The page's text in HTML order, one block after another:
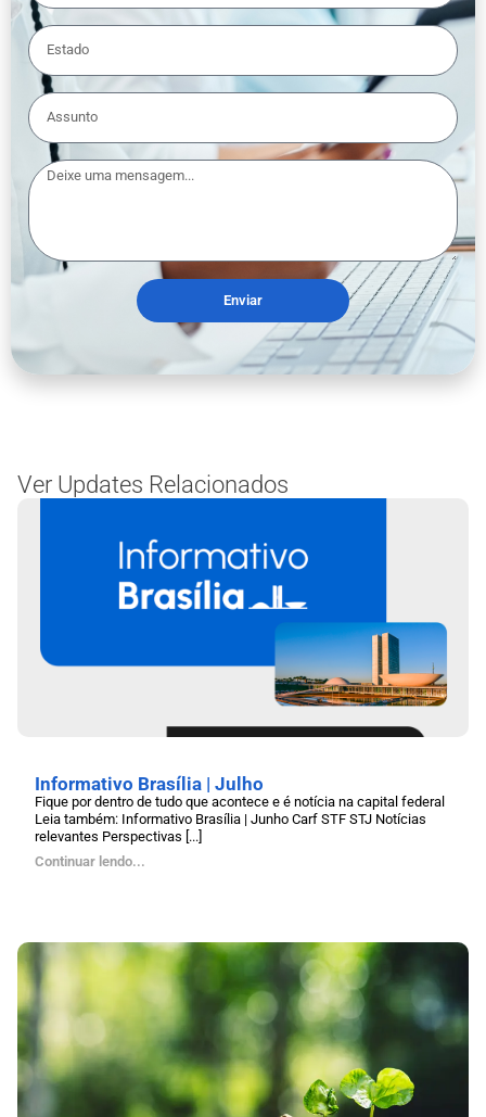
Enviar
Ver Updates Relacionados
Informativo Brasília | Julho
Fique por dentro de tudo que acontece e é notícia na capital federal
Leia também: Informativo Brasília | Junho Carf STF STJ Notícias
relevantes Perspectivas [...]
Continuar lendo...